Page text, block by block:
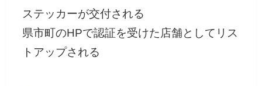
ステッカーが交付される
県市町のHPで認証を受けた店舗としてリス
トアップされる